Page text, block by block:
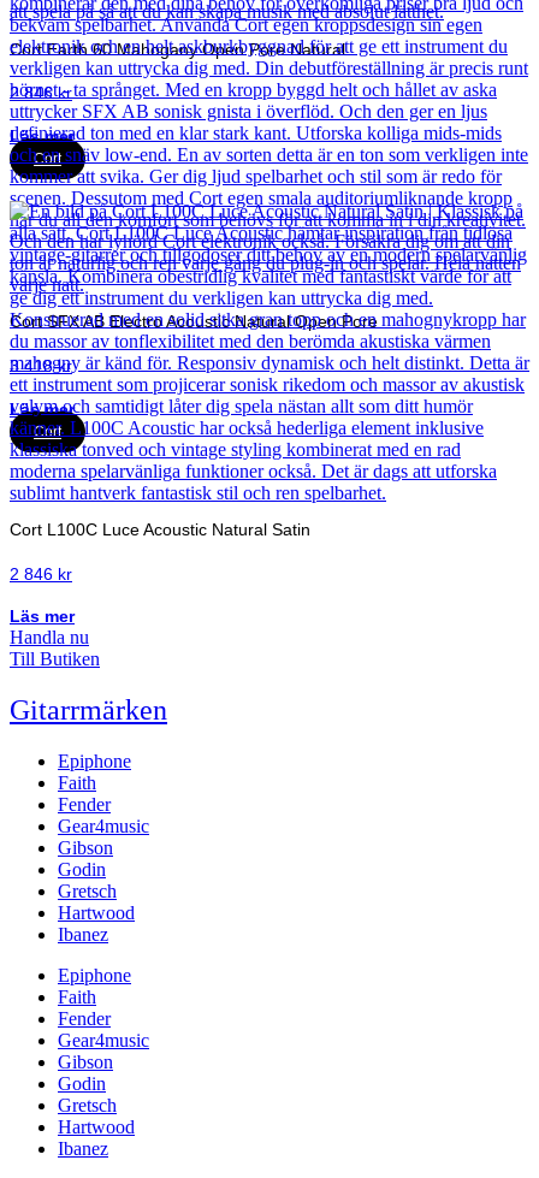
Cort Earth 60 Mahogany Open Pore Natural
2 846kr
Läs mer
Cort
Cort SFX AB Electro Acoustic Natural Open Pore
3 418kr
Läs mer
Cort
Cort L100C Luce Acoustic Natural Satin
2 846 kr
Läs mer
Handla nu
Till Butiken
Gitarrmärken
Epiphone
Faith
Fender
Gear4music
Gibson
Godin
Gretsch
Hartwood
Ibanez
Epiphone
Faith
Fender
Gear4music
Gibson
Godin
Gretsch
Hartwood
Ibanez